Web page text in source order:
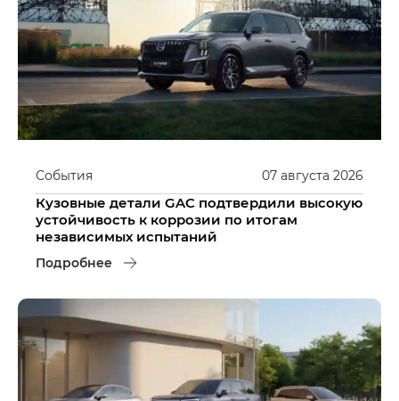
07 августа 2026
События
Кузовные детали GAC подтвердили высокую
устойчивость к коррозии по итогам
независимых испытаний
Подробнее